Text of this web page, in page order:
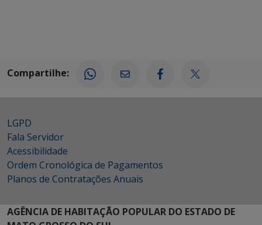
Compartilhe:
LGPD
Fala Servidor
Acessibilidade
Ordem Cronológica de Pagamentos
Planos de Contratações Anuais
AGÊNCIA DE HABITAÇÃO POPULAR DO ESTADO DE